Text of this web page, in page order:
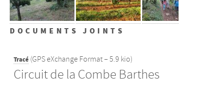
DOCUMENTS JOINTS
Tracé (GPS eXchange Format – 5.9 kio)
Circuit de la Combe Barthes